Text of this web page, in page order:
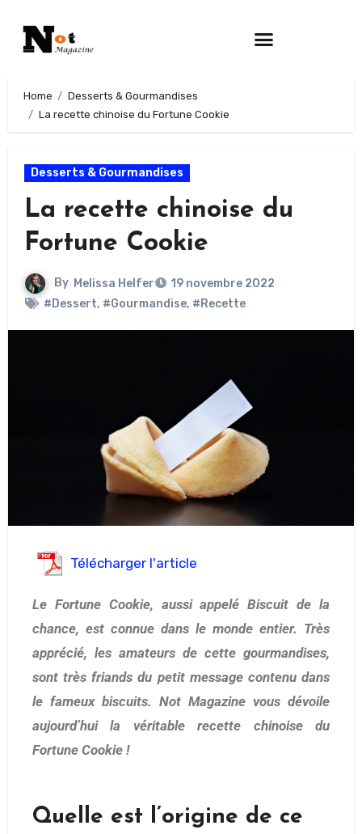
Home
Desserts & Gourmandises
La recette chinoise du Fortune Cookie
Desserts & Gourmandises
La recette chinoise du
Fortune Cookie
By Melissa Helfer
19 novembre 2022
#Dessert, #Gourmandise, #Recette
Télécharger l'article
Le Fortune Cookie, aussi appelé Biscuit de la
chance, est connue dans le monde entier. Très
apprécié, les amateurs de cette gourmandises,
sont très friands du petit message contenu dans
le fameux biscuits. Not Magazine vous dévoile
aujourd’hui la véritable recette chinoise du
Fortune Cookie !
Quelle est l’origine de ce